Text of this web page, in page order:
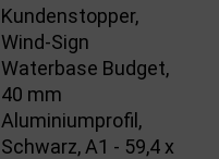
Kundenstopper,
Wind-Sign
Waterbase Budget,
40 mm
Aluminiumprofil,
Schwarz, A1 - 59,4 x